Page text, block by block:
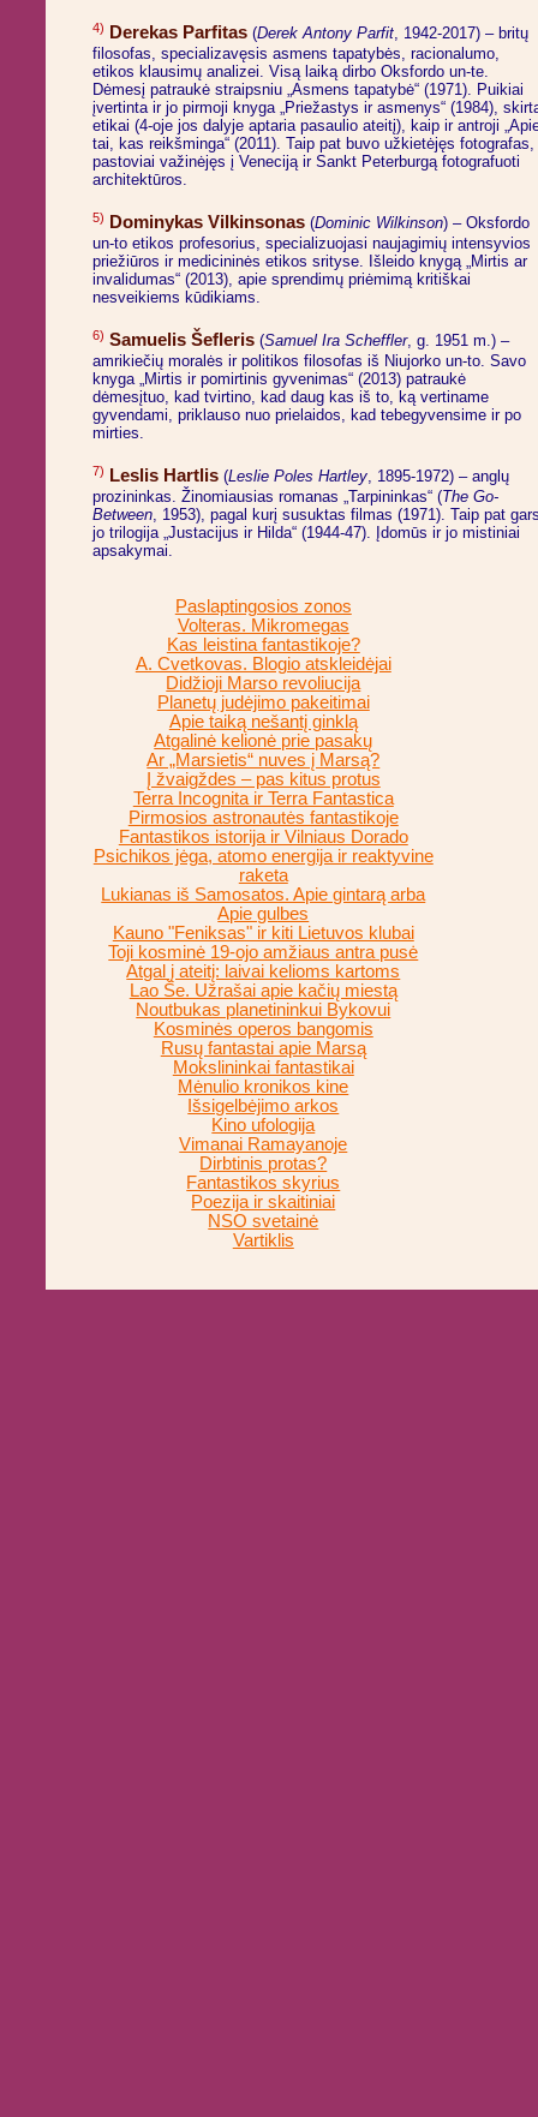
4) Derekas Parfitas(Derek Antony Parfit, 1942-2017) – britų
filosofas, specializavęsis asmens tapatybės, racionalumo,
etikos klausimų analizei. Visą laiką dirbo Oksfordo un-te.
Dėmesį patraukė straipsniu „Asmens tapatybė“ (1971). Puikiai
įvertinta ir jo pirmoji knyga „Priežastys ir asmenys“ (1984),
etikai (4-oje jos dalyje aptaria pasaulio ateitį), kaip ir antroji
tai, kas reikšminga“ (2011). Taip pat buvo užkietėjęs fotografas,
pastoviai važinėjęs į Veneciją ir Sankt Peterburgą fotografuoti
architektūros.
5) Dominykas Vilkinsonas(Dominic Wilkinson) – Oksfordo
un-to etikos profesorius, specializuojasi naujagimių intensyvios
priežiūros ir medicininės etikos srityse. Išleido knygą „Mirtis ar
invalidumas“ (2013), apie sprendimų priėmimą kritiškai
nesveikiems kūdikiams.
6) Samuelis Šefleris(Samuel Ira Scheffler, g. 1951 m.) –
amrikiečių moralės ir politikos filosofas iš Niujorko un-to. Savo
knyga „Mirtis ir pomirtinis gyvenimas“ (2013) patraukė
dėmesįtuo, kad tvirtino, kad daug kas iš to, ką vertiname
gyvendami, priklauso nuo prielaidos, kad tebegyvensime ir po
mirties.
7) Leslis Hartlis(Leslie Poles Hartley, 1895-1972) – anglų
prozininkas. Žinomiausias romanas „Tarpininkas“ (The Go-
Between, 1953), pagal kurį susuktas filmas (1971). Taip pat
jo trilogija „Justacijus ir Hilda“ (1944-47). Įdomūs ir jo mistiniai
apsakymai.
Paslaptingosios zonos
Volteras. Mikromegas
Kas leistina fantastikoje?
A. Cvetkovas. Blogio atskleidėjai
Didžioji Marso revoliucija
Planetų judėjimo pakeitimai
Apie taiką nešantį ginklą
Atgalinė kelionė prie pasakų
Ar „Marsietis“ nuves į Marsą?
Į žvaigždes – pas kitus protus
Terra Incognita ir Terra Fantastica
Pirmosios astronautės fantastikoje
Fantastikos istorija ir Vilniaus Dorado
Psichikos jėga, atomo energija ir reaktyvine
raketa
Lukianas iš Samosatos. Apie gintarą arba
Apie gulbes
Kauno "Feniksas" ir kiti Lietuvos klubai
Toji kosminė 19-ojo amžiaus antra pusė
Atgal į ateitį: laivai kelioms kartoms
Lao Še. Užrašai apie kačių miestą
Noutbukas planetininkui Bykovui
Kosminės operos bangomis
Rusų fantastai apie Marsą
Mokslininkai fantastikai
Mėnulio kronikos kine
Išsigelbėjimo arkos
Kino ufologija
Vimanai Ramayanoje
Dirbtinis protas?
Fantastikos skyrius
Poezija ir skaitiniai
NSO svetainė
Vartiklis